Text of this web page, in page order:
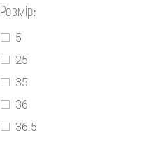
Off-White
PRADA
Stella McCartney
Yeezy
Розмір:
5
25
35
36
36.5